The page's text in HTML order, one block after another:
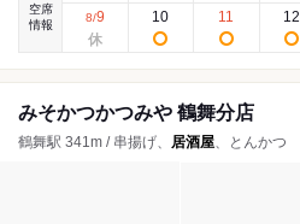
空席
情報
8/9 10 11 12
みそかつかつみや 鶴舞分店
鶴舞駅 341m / 串揚げ、 居酒屋、とんかつ